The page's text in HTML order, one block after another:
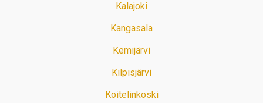
Kalajoki
Kangasala
Kemijärvi
Kilpisjärvi
Koitelinkoski